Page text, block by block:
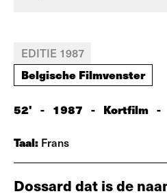
EDITIE 1987
Belgische Filmvenster
52' - 1987 - Kortfilm -
Taal: Frans
Dossard dat is de